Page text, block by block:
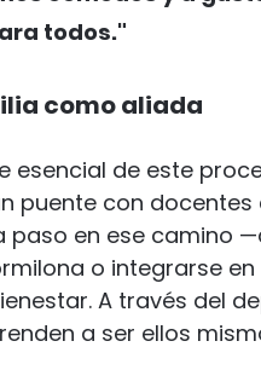
todos."
como aliada
esencial de este
puente con
paso en ese camino
o integrarse
A través del
a ser ellos